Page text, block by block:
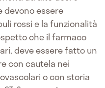
devono essere
rossi e la funzionalità
che il farmaco
deve essere fatto un
con cautela nei
o con storia